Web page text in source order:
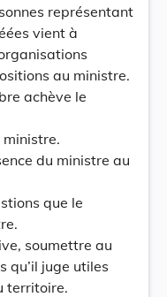
représentant
vient à
au ministre.
achève le
du ministre au
que le
soumettre au
qu’il juge utiles
territoire.